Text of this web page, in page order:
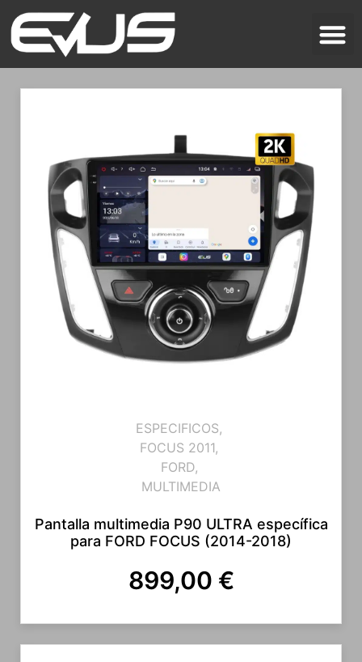
ESPECIFICOS,
FOCUS 2011,
FORD,
MULTIMEDIA
Pantalla multimedia P90 ULTRA específica
para FORD FOCUS (2014-2018)
899,00 €